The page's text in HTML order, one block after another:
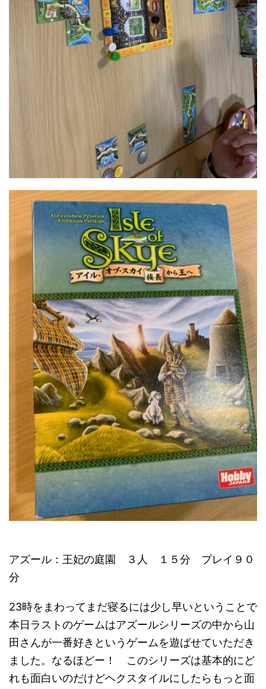
アズール：王妃の庭園 ３人 １５分 プレイ９０
分
23時をまわってまだ寝るには少し早いということで
本日ラストのゲームはアズールシリーズの中から山
田さんが一番好きというゲームを遊ばせていただき
ました。なるほどー！ このシリーズは基本的にど
れも面白いのだけどヘクスタイルにしたらもっと面